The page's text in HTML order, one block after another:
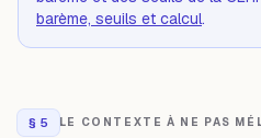
barème, seuils et calcul.
§ 5 LE CONTEXTE À NE PAS